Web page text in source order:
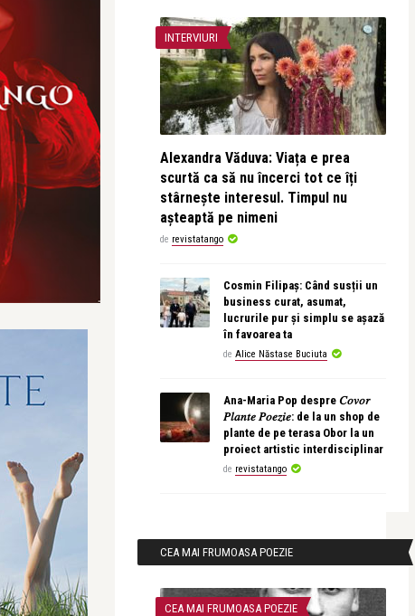
INTERVIURI
Alexandra Văduva: Viața e prea
scurtă ca să nu încerci tot ce îți
stârnește interesul. Timpul nu
așteaptă pe nimeni
de revistatango
Cosmin Filipaș: Când susții un
business curat, asumat,
lucrurile pur și simplu se așază
în favoarea ta
de Alice Năstase Buciuta
Ana-Maria Pop despre 𝐶𝑜𝑣𝑜𝑟
𝑃𝑙𝑎𝑛𝑡𝑒 𝑃𝑜𝑒𝑧𝑖𝑒: de la un shop de
plante de pe terasa Obor la un
proiect artistic interdisciplinar
de revistatango
CEA MAI FRUMOASA POEZIE
CEA MAI FRUMOASA POEZIE